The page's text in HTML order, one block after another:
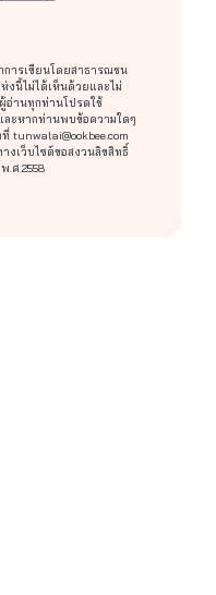
การเขียนโดยสาธารณชน
งนี้ไม่ได้เห็นด้วยและไม่
อ่านทุกท่านโปรดใช้
ะหากท่านพบข้อความใดๆ
tunwalai@ookbee.com
งเว็บไซต์ขอสงวนลิขสิทธิ์
.ศ.2558